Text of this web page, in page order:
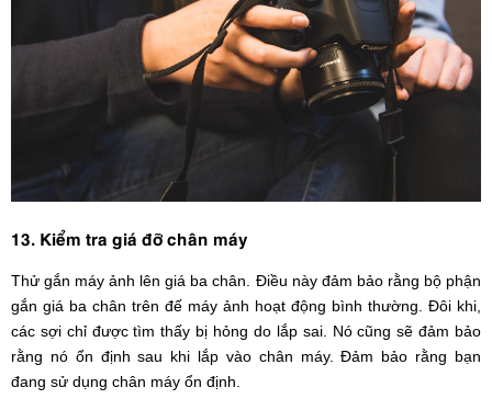
13. Kiểm tra giá đỡ chân máy
Thử gắn máy ảnh lên giá ba chân. Điều này đảm bảo rằng bộ phận
gắn giá ba chân trên đế máy ảnh hoạt động bình thường. Đôi khi,
các sợi chỉ được tìm thấy bị hỏng do lắp sai. Nó cũng sẽ đảm bảo
rằng nó ổn định sau khi lắp vào chân máy. Đảm bảo rằng bạn
đang sử dụng chân máy ổn định.